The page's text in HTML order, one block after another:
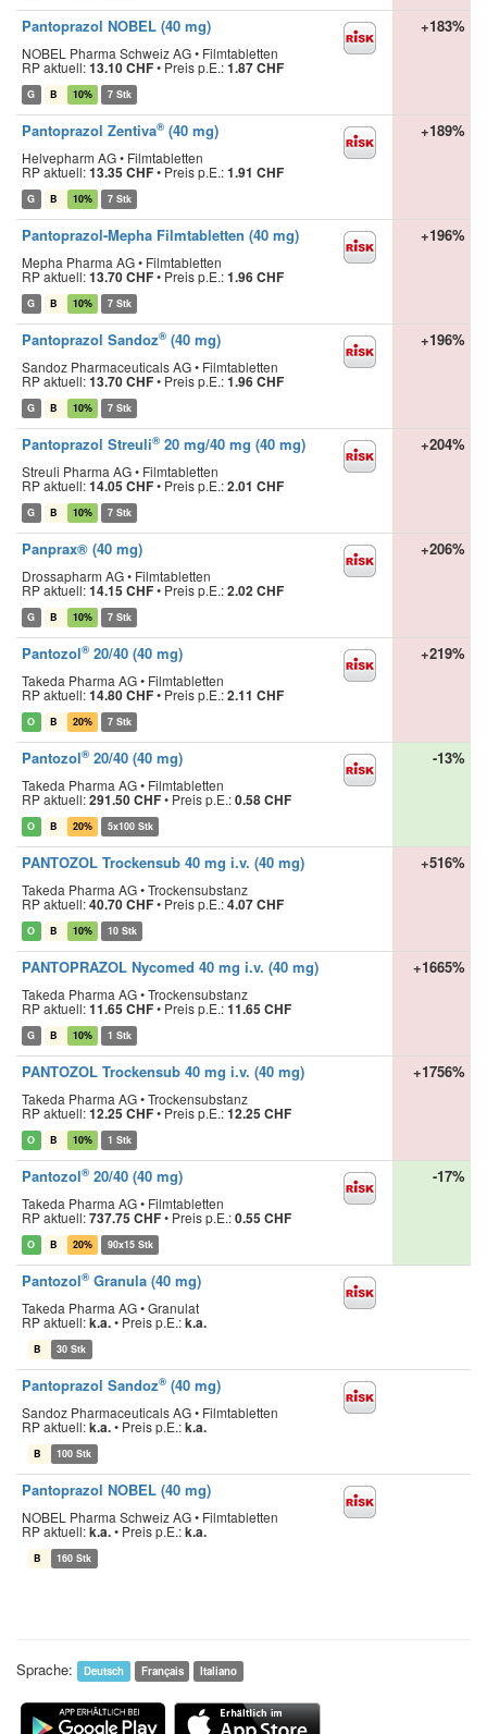
Pantoprazol NOBEL (40 mg)
NOBEL Pharma Schweiz AG • Filmtabletten
RP aktuell:13.10 CHF• Preis p.E.:1.87 CHF
G B 10% 7 Stk
+183%
Pantoprazol Zentiva® (40 mg)
Helvepharm AG • Filmtabletten
RP aktuell:13.35 CHF• Preis p.E.:1.91 CHF
G B 10% 7 Stk
+189%
Pantoprazol-Mepha Filmtabletten (40 mg)
Mepha Pharma AG • Filmtabletten
RP aktuell:13.70 CHF• Preis p.E.:1.96 CHF
G B 10% 7 Stk
+196%
Pantoprazol Sandoz® (40 mg)
Sandoz Pharmaceuticals AG • Filmtabletten
RP aktuell:13.70 CHF• Preis p.E.:1.96 CHF
G B 10% 7 Stk
+196%
Pantoprazol Streuli® 20 mg/40 mg (40 mg)
Streuli Pharma AG • Filmtabletten
RP aktuell:14.05 CHF• Preis p.E.:2.01 CHF
G B 10% 7 Stk
+204%
Panprax® (40 mg)
Drossapharm AG • Filmtabletten
RP aktuell:14.15 CHF• Preis p.E.:2.02 CHF
G B 10% 7 Stk
+206%
Pantozol® 20/40 (40 mg)
Takeda Pharma AG • Filmtabletten
RP aktuell:14.80 CHF• Preis p.E.:2.11 CHF
O B 20% 7 Stk
+219%
Pantozol® 20/40 (40 mg)
Takeda Pharma AG • Filmtabletten
RP aktuell:291.50 CHF• Preis p.E.:0.58 CHF
O B 20% 5x100 Stk
-13%
PANTOZOL Trockensub 40 mg i.v. (40 mg)
Takeda Pharma AG • Trockensubstanz
RP aktuell:40.70 CHF• Preis p.E.:4.07 CHF
O B 10% 10 Stk
+516%
PANTOPRAZOL Nycomed 40 mg i.v. (40 mg)
Takeda Pharma AG • Trockensubstanz
RP aktuell:11.65 CHF• Preis p.E.:11.65 CHF
G B 10% 1 Stk
+1665%
PANTOZOL Trockensub 40 mg i.v. (40 mg)
Takeda Pharma AG • Trockensubstanz
RP aktuell:12.25 CHF• Preis p.E.:12.25 CHF
O B 10% 1 Stk
+1756%
Pantozol® 20/40 (40 mg)
Takeda Pharma AG • Filmtabletten
RP aktuell:737.75 CHF• Preis p.E.:0.55 CHF
O B 20% 90x15 Stk
-17%
Pantozol® Granula (40 mg)
Takeda Pharma AG • Granulat
RP aktuell:k.a.• Preis p.E.:k.a.
B 30 Stk
Pantoprazol Sandoz® (40 mg)
Sandoz Pharmaceuticals AG • Filmtabletten
RP aktuell:k.a.• Preis p.E.:k.a.
B 100 Stk
Pantoprazol NOBEL (40 mg)
NOBEL Pharma Schweiz AG • Filmtabletten
RP aktuell:k.a.• Preis p.E.:k.a.
B 160 Stk
Sprache: Deutsch Français Italiano